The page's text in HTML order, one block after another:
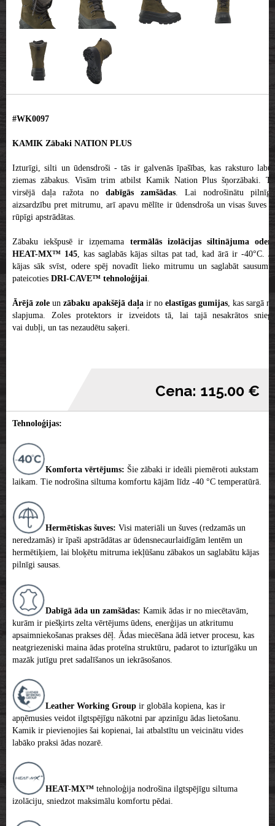
#WK0097
KAMIK Zābaki NATION PLUS
Izturīgi, silti un ūdensdroši - tās ir galvenās īpašības, kas raksturo labus
ziemas zābakus. Visām trim atbilst Kamik Nation Plus šņorzābaki. To
virsējā daļa ražota no dabīgās zamšādas . Lai nodrošinātu pilnīgu
aizsardzību pret mitrumu, arī apavu mēlīte ir ūdensdroša un visas šuves ir
rūpīgi apstrādātas.
Zābaku iekšpusē ir izņemama termālās izolācijas siltinājuma odere
HEAT-MX™ 145, kas saglabās kājas siltas pat tad, kad ārā ir -40°C. Ja
kājas sāk svīst, odere spēj novadīt lieko mitrumu un saglabāt sausumu,
pateicoties DRI-CAVE™ tehnoloģijai
Ārējā zole un zābaku apakšējā daļa ir no elastīgas gumijas , kas sargā no
slapjuma. Zoles protektors ir izveidots tā, lai tajā nesakrātos sniegs
vai dubļi, un tas nezaudētu saķeri.
Cena: 115.00 €
Tehnoloģijas:
Komforta vērtējums: Šie zābaki ir ideāli piemēroti aukstam
laikam. Tie nodrošina siltuma komfortu kājām līdz -40 °C temperatūrā.
Hermētiskas šuves: Visi materiāli un šuves (redzamās un
neredzamās) ir īpaši apstrādātas ar ūdensnecaurlaidīgām lentēm un
hermētiķiem, lai bloķētu mitruma iekļūšanu zābakos un saglabātu kājas
pilnīgi sausas.
Dabīgā āda un zamšādas: Kamik ādas ir no miecētavām,
kurām ir piešķirts zelta vērtējums ūdens, enerģijas un atkritumu
apsaimniekošanas prakses dēļ. Ādas miecēšana ādā ietver procesu, kas
neatgriezeniski maina ādas proteīna struktūru, padarot to izturīgāku un
mazāk jutīgu pret sadalīšanos un iekrāsošanos.
Leather Working Group ir globāla kopiena, kas ir
apņēmusies veidot ilgtspējīgu nākotni par apzinīgu ādas lietošanu.
Kamik ir pievienojies šai kopienai, lai atbalstītu un veicinātu vides
labāko praksi ādas nozarē.
HEAT-MX™ tehnoloģija nodrošina ilgtspējīgu siltuma
izolāciju, sniedzot maksimālu komfortu pēdai.